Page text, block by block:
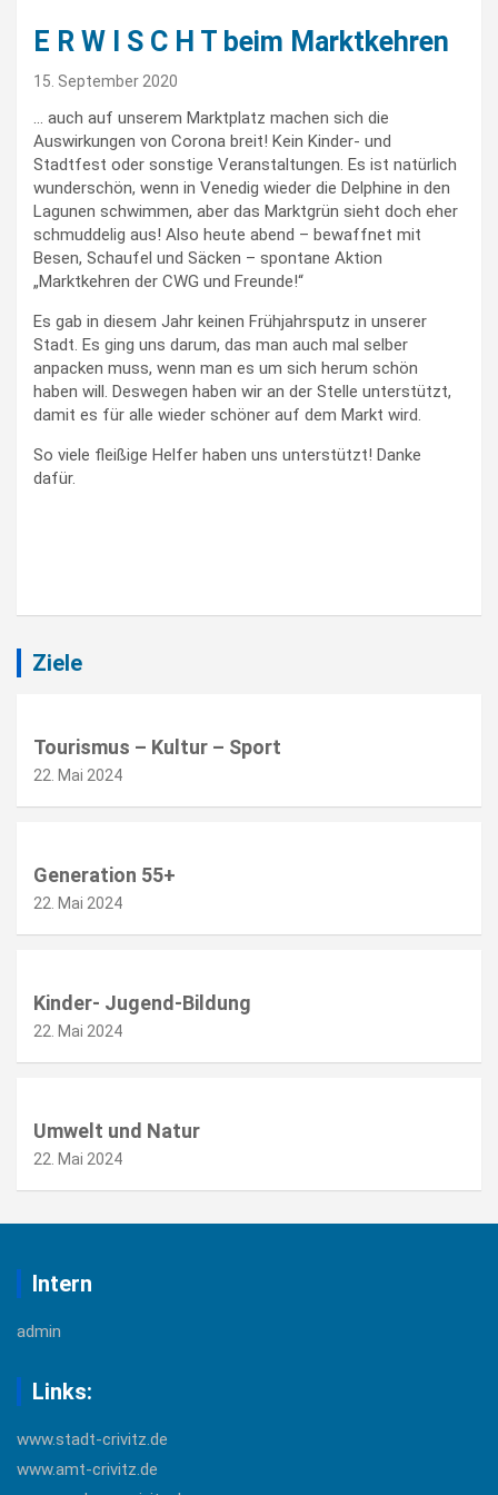
E R W I S C H T beim Marktkehren
15. September 2020
… auch auf unserem Marktplatz machen sich die
Auswirkungen von Corona breit! Kein Kinder- und
Stadtfest oder sonstige Veranstaltungen. Es ist natürlich
wunderschön, wenn in Venedig wieder die Delphine in den
Lagunen schwimmen, aber das Marktgrün sieht doch eher
schmuddelig aus! Also heute abend – bewaffnet mit
Besen, Schaufel und Säcken – spontane Aktion
„Marktkehren der CWG und Freunde!“
Es gab in diesem Jahr keinen Frühjahrsputz in unserer
Stadt. Es ging uns darum, das man auch mal selber
anpacken muss, wenn man es um sich herum schön
haben will. Deswegen haben wir an der Stelle unterstützt,
damit es für alle wieder schöner auf dem Markt wird.
So viele fleißige Helfer haben uns unterstützt! Danke
dafür.
Beitragsnavigation
Ziele
Tourismus – Kultur – Sport
22. Mai 2024
Generation 55+
22. Mai 2024
Kinder- Jugend-Bildung
22. Mai 2024
Umwelt und Natur
22. Mai 2024
Intern
admin
Links:
www.stadt-crivitz.de
www.amt-crivitz.de